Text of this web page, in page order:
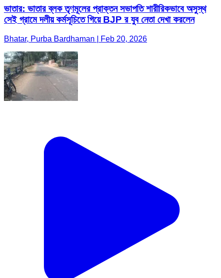
ভাতার: ভাতার ব্লক তৃণমূলের প্রাক্তন সভাপতি শারীরিকভাবে অসুস্থ
সেই গ্রামে দলীয় কর্মসূচিতে গিয়ে BJP র যুব নেতা দেখা করলেন
Bhatar, Purba Bardhaman | Feb 20, 2026